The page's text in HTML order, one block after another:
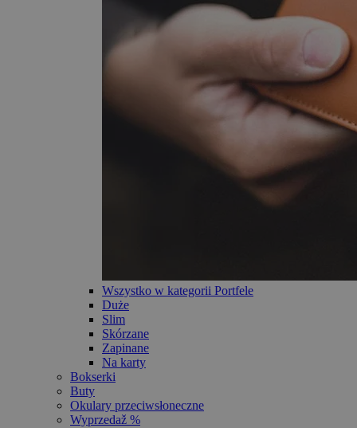
Wszystko w kategorii Portfele
Duże
Slim
Skórzane
Zapinane
Na karty
Bokserki
Buty
Okulary przeciwsłoneczne
Wyprzedaž %